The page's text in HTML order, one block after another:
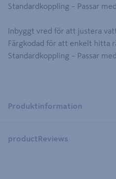
Standardkoppling – Passar
Inbyggt vred för att justera
Färgkodad för att enkelt hitta
Standardkoppling – Passar
Produktinformation
productReviews